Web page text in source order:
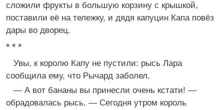
сложили фрукты в большую корзину с крышкой,
поставили её на тележку, и дядя капуцин Капа повёз
дары во дворец.
* * *
Увы, к королю Капу не пустили: рысь Лара
сообщила ему, что Рычард заболел.
— А вот бананы вы принесли очень кстати! —
обрадовалась рысь. — Сегодня утром король